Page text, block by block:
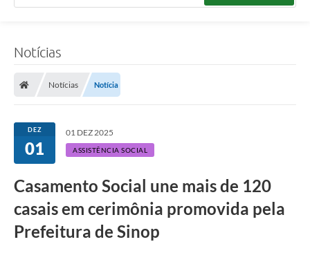
Notícias
Notícias Notícia
DEZ
01
01 DEZ 2025
ASSISTÊNCIA SOCIAL
Casamento Social une mais de 120
casais em cerimônia promovida pela
Prefeitura de Sinop